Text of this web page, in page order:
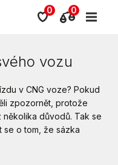
0 0
vozu
v CNG voze? Pokud
zpozornět, protože
důvodů. Tak se
se o tom, že sázka